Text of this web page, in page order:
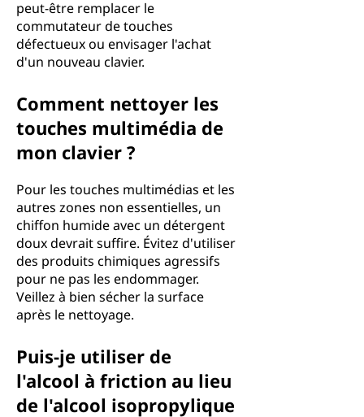
peut-être remplacer le
commutateur de touches
défectueux ou envisager l'achat
d'un nouveau clavier.
Comment nettoyer les
touches multimédia de
mon clavier ?
Pour les touches multimédias et les
autres zones non essentielles, un
chiffon humide avec un détergent
doux devrait suffire. Évitez d'utiliser
des produits chimiques agressifs
pour ne pas les endommager.
Veillez à bien sécher la surface
après le nettoyage.
Puis-je utiliser de
l'alcool à friction au lieu
de l'alcool isopropylique